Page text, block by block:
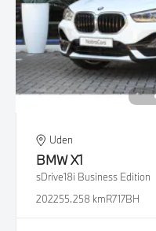
Uden
BMWX1
sDrive18i Business Edition
202255.258 kmR717BH